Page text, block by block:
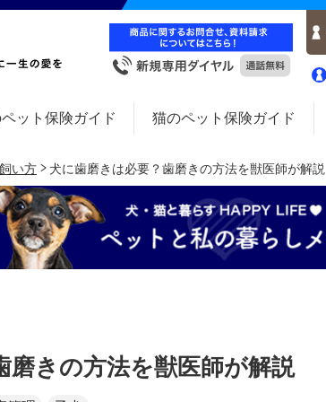
ット保険ガイド 猫のペット保険ガイド
い方 犬に歯磨きは必要？歯磨きの方法を獣医師が解説
磨きの方法を獣医師が解説